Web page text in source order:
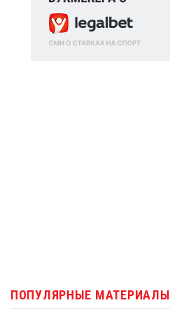
ПОПУЛЯРНЫЕ МАТЕРИАЛЫ